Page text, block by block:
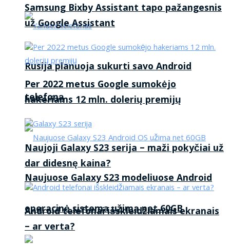
Rusija planuoja sukurti savo Android
telefoną
Naujuose Galaxy S23 modeliuose Android
operacinė sistema užima net 60GB
Samsung Bixby Assistant tapo pažangesnis
už Google Assistant
Per 2022 metus Google sumokėjo
hakeriams 12 mln. dolerių premijų
Naujoji Galaxy S23 serija – maži pokyčiai už
dar didesnę kaina?
Android telefonai išskleidžiamais ekranais
– ar verta?